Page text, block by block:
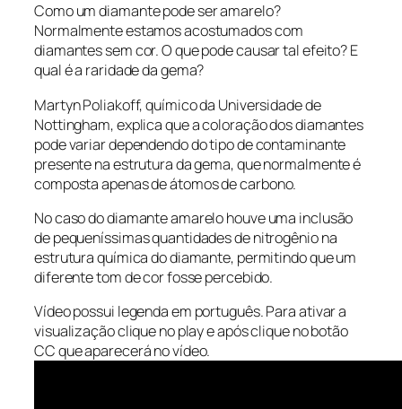
Como um diamante pode ser amarelo?
Normalmente estamos acostumados com
diamantes sem cor. O que pode causar tal efeito? E
qual é a raridade da gema?
Martyn Poliakoff, químico da Universidade de
Nottingham, explica que a coloração dos diamantes
pode variar dependendo do tipo de contaminante
presente na estrutura da gema, que normalmente é
compostaapenasde átomos de carbono.
No caso do diamante amarelo houve uma inclusão
de pequeníssimas quantidades de nitrogênio na
estrutura química do diamante, permitindo que um
diferente tom de cor fosse percebido.
Vídeo possui legenda em português. Para ativar a
visualização clique no play e após clique no botão
CC que aparecerá no vídeo.